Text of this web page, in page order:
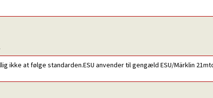
ikke at følge standarden.ESU anvender til gengæld ESU/Märklin